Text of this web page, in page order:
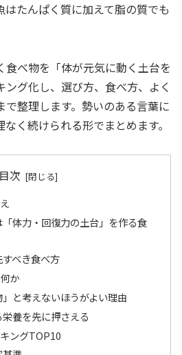
はたんぱく質に加えて脂の質でも
食べ物を「体が元気に動く土台を
グ化し、選び方、食べ方、よく
で整理します。勢いのある言葉に
く続けられる形でまとめます。
目次
体力・回復力の土台」を作る食
べき食べ方
か
」と考えないほうがよい理由
養を先に押さえる
ングTOP10